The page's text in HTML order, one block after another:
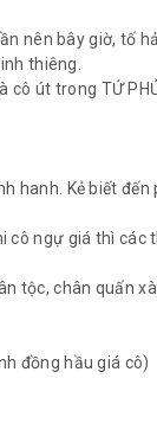
nên bây giờ, tố
thiêng.
cô út trong TỨ
hanh. Kẻ biết
cô ngự giá thì
tộc, chân quấn
đồng hầu giá cô)